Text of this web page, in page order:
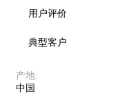
用户评价
典型客户
产地:
中国